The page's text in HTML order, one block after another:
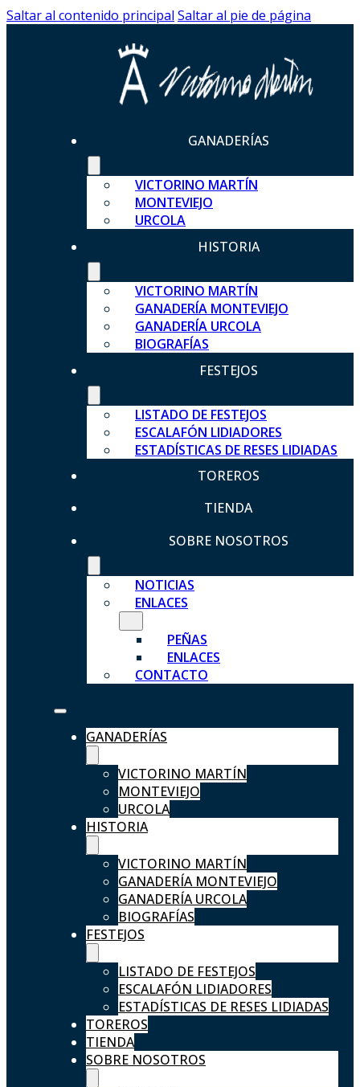
Saltar al contenido principal Saltar al pie de página
GANADERÍAS
VICTORINO MARTÍN
MONTEVIEJO
URCOLA
HISTORIA
VICTORINO MARTÍN
GANADERÍA MONTEVIEJO
GANADERÍA URCOLA
BIOGRAFÍAS
FESTEJOS
LISTADO DE FESTEJOS
ESCALAFÓN LIDIADORES
ESTADÍSTICAS DE RESES LIDIADAS
TOREROS
TIENDA
SOBRE NOSOTROS
NOTICIAS
ENLACES
PEÑAS
ENLACES
CONTACTO
GANADERÍAS
VICTORINO MARTÍN
MONTEVIEJO
URCOLA
HISTORIA
VICTORINO MARTÍN
GANADERÍA MONTEVIEJO
GANADERÍA URCOLA
BIOGRAFÍAS
FESTEJOS
LISTADO DE FESTEJOS
ESCALAFÓN LIDIADORES
ESTADÍSTICAS DE RESES LIDIADAS
TOREROS
TIENDA
SOBRE NOSOTROS